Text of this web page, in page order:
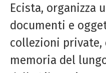
Ecista, organizza
documenti e
collezioni private,
memoria del